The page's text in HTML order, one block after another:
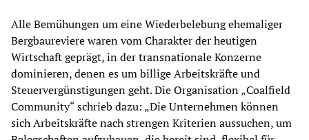
Alle Bemühungen um eine Wiederbelebung ehemaliger
Bergbaureviere waren vom Charakter der heutigen
Wirtschaft geprägt, in der transnationale Konzerne
dominieren, denen es um billige Arbeitskräfte und
Steuervergünstigungen geht. Die Organisation „Coalfield
Community“ schrieb dazu: „Die Unternehmen können
sich Arbeitskräfte nach strengen Kriterien aussuchen, um